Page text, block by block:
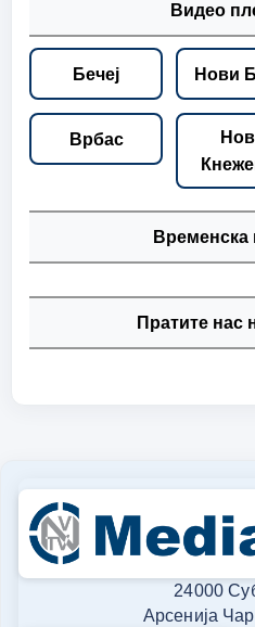
Видео
Бечеј Нови
Врбас
Временска
Пратите нас
24000
Арсенија